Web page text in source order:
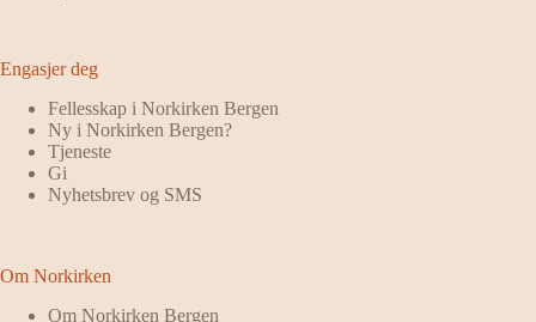
Engasjer deg
Fellesskap i Norkirken Bergen
Ny i Norkirken Bergen?
Tjeneste
Gi
Nyhetsbrev og SMS
Om Norkirken
Om Norkirken Bergen